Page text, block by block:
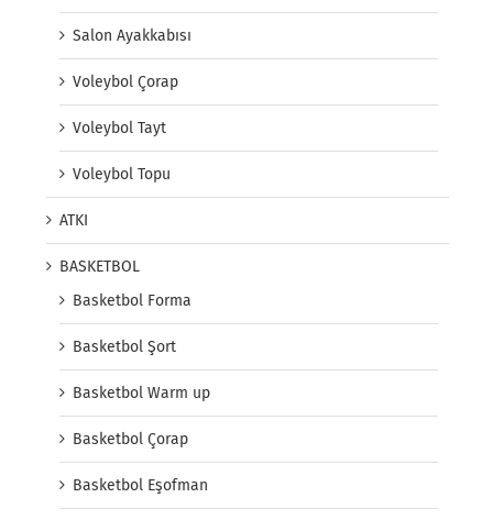
Salon Ayakkabısı
Voleybol Çorap
Voleybol Tayt
Voleybol Topu
ATKI
BASKETBOL
Basketbol Forma
Basketbol Şort
Basketbol Warm up
Basketbol Çorap
Basketbol Eşofman